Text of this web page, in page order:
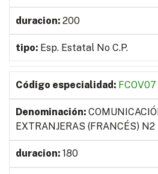
200
Esp. Estatal No C.P.
FCOV07
EXTRANJERAS (FRANCÉS) N2
180